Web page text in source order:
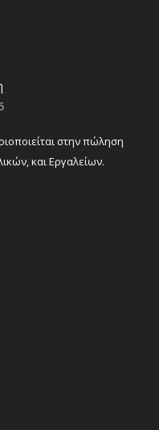
στην πώληση
και Εργαλείων.